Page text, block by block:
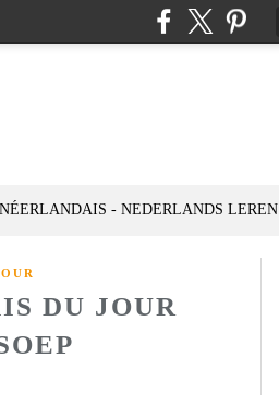
- NEDERLANDS LEREN
DU JOUR